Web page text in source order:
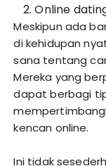
Online
Meskipun ada
di kehidupan
sana tentang
Mereka yang
dapat berbagi
kencan online.
Ini tidak